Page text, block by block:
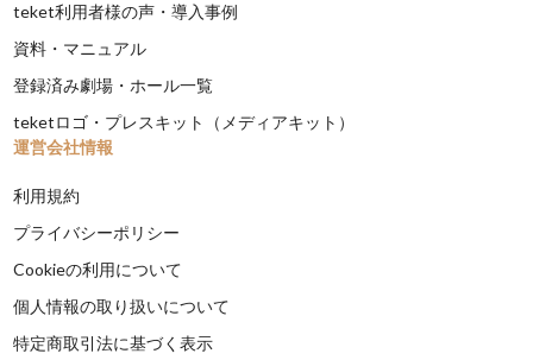
teket利用者様の声・導入事例
資料・マニュアル
登録済み劇場・ホール一覧
teketロゴ・プレスキット（メディアキット）
運営会社情報
利用規約
プライバシーポリシー
Cookieの利用について
個人情報の取り扱いについて
特定商取引法に基づく表示